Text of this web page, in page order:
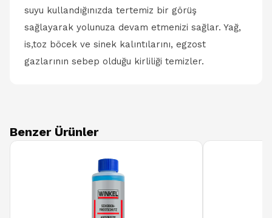
suyu kullandığınızda tertemiz bir görüş
sağlayarak yolunuza devam etmenizi sağlar. Yağ,
is,toz böcek ve sinek kalıntılarını, egzost
gazlarının sebep olduğu kirliliği temizler.
Benzer Ürünler